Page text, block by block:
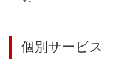
個別サービス